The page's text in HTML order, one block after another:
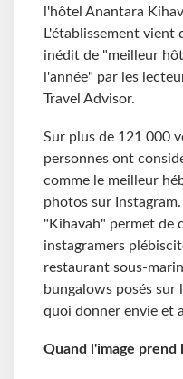
l'hôtel Anantara
L'établissement vient
inédit de "meilleur
l'année" par les
Travel Advisor.
Sur plus de 121 000
personnes ont
comme le meilleur
photos sur
"Kihavah" permet de
instagramers
restaurant sous-
bungalows posés sur
quoi donner envie et
Quand l'image prend